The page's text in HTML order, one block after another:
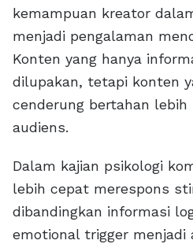
kemampuan kreator
menjadi pengalaman
Konten yang hanya
dilupakan, tetapi konten
cenderung bertahan
audiens.
Dalam kajian psikologi
lebih cepat merespons
dibandingkan informasi
emotional trigger menjadi